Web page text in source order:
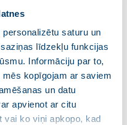
saturu un
līdzekļu funkcijas
Informāciju par to,
kopīgojam ar saviem
un datu
apvienot ar citu
vai ko viņi apkopo, kad
– Šrēderu,
un dažāda
Sandra Kalniete
agresiju pret Ukrainu,
arvien biežākiem plaša